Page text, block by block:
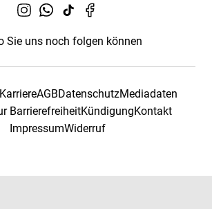
Sie uns noch folgen können
AGBDatenschutzMediadaten
BarrierefreiheitKündigungKontakt
ImpressumWiderruf